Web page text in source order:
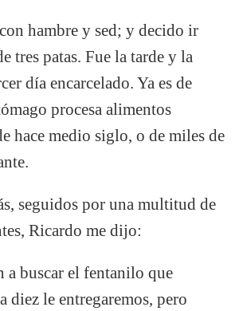
hambre y sed; y decido ir
tres patas. Fue la tarde y la
día encarcelado. Ya es de
procesa alimentos
hace medio siglo, o de miles de
seguidos por una multitud de
Ricardo me dijo:
buscar el fentanilo que
diez le entregaremos, pero